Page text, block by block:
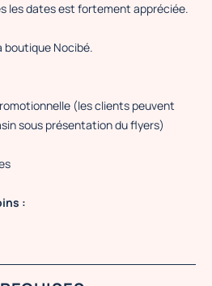
les dates est fortement appréciée.
boutique Nocibé.
(les clients peuvent
sous présentation du flyers)
: